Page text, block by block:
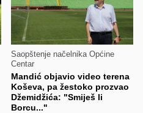
Saopštenje načelnika Općine
Centar
Mandić objavio video terena
Koševa, pa žestoko prozvao
Džemidžića: "Smiješ li
Borcu..."